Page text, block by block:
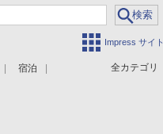
Impress サイト
全カテゴリ
宿泊